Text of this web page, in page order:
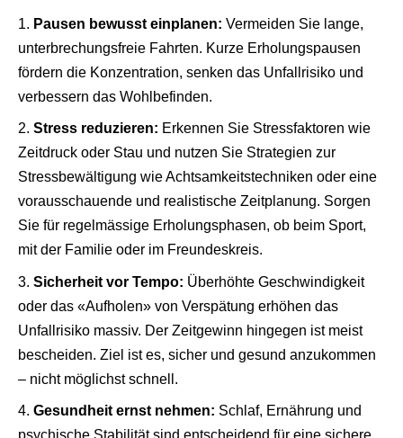
Pausen bewusst einplanen: Vermeiden Sie lange,
unterbrechungsfreie Fahrten. Kurze Erholungspausen
fördern die Konzentration, senken das Unfallrisiko und
verbessern das Wohlbefinden.
Stress reduzieren: Erkennen Sie Stressfaktoren wie
Zeitdruck oder Stau und nutzen Sie Strategien zur
Stressbewältigung wie Achtsamkeitstechniken oder eine
vorausschauende und realistische Zeitplanung. Sorgen
Sie für regelmässige Erholungsphasen, ob beim Sport,
mit der Familie oder im Freundeskreis.
Sicherheit vor Tempo: Überhöhte Geschwindigkeit
oder das «Aufholen» von Verspätung erhöhen das
Unfallrisiko massiv. Der Zeitgewinn hingegen ist meist
bescheiden. Ziel ist es, sicher und gesund anzukommen
– nicht möglichst schnell.
Gesundheit ernst nehmen: Schlaf, Ernährung und